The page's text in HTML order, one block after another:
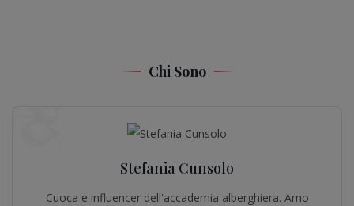
Chi Sono
Stefania Cunsolo
Cuoca e influencer dell'accademia alberghiera. Amo